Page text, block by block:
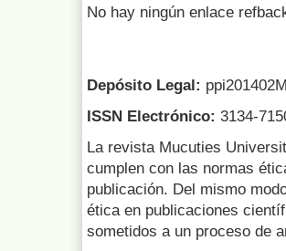
No hay ningún enlace
Depósito Legal:
ISSN Electrónico: 3134-
La revista Mucuties
cumplen con las normas
publicación. Del mismo
ética en publicaciones
sometidos a un proceso de